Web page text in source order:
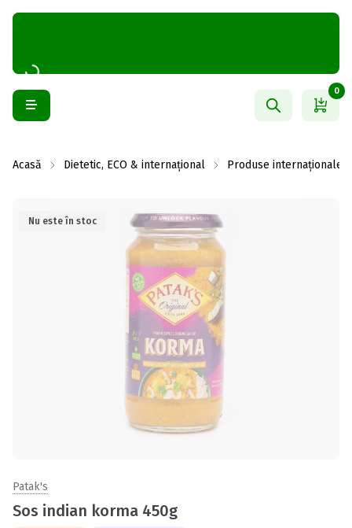
0
Acasă Dietetic, ECO & internațional Produse internaționale
Nu este în stoc
Patak's
Sos indian korma 450g